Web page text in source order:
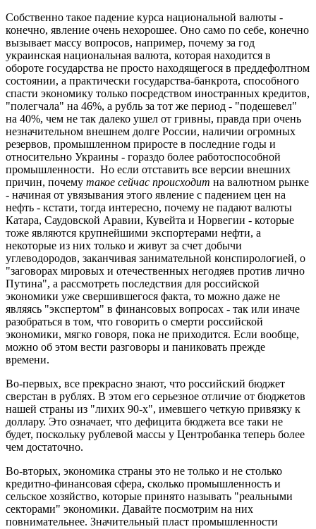
Собственно такое падение курса национальной валюты -
конечно, явление очень нехорошее. Оно само по себе, конечно
вызывает массу вопросов, например, почему за год
украинская национальная валюта, которая находится в
обороте государства не просто находящегося в преддефолтном
состоянии, а практически государства-банкрота, способного
спасти экономику только посредством иностранных кредитов,
"полегчала" на 46%, а рубль за тот же период - "подешевел"
на 40%, чем не так далеко ушел от гривны, правда при очень
незначительном внешнем долге России, наличии огромных
резервов, промышленном приросте в последние годы и
относительно Украины - гораздо более работоспособной
промышленности. Но если отставить все версии внешних
причин, почему такое сейчас происходит на валютном рынке
- начиная от увязывания этого явление с падением цен на
нефть - кстати, тогда интересно, почему не падают валюты
Катара, Саудовской Аравии, Кувейта и Норвегии - которые
тоже являются крупнейшими экспортерами нефти, а
некоторые из них только и живут за счет добычи
углеводородов, заканчивая занимательной конспирологией, о
"заговорах мировых и отечественных негодяев против лично
Путина", а рассмотреть последствия для российской
экономики уже свершившегося факта, то можно даже не
являясь "экспертом" в финансовых вопросах - так или иначе
разобраться в том, что говорить о смерти российской
экономики, мягко говоря, пока не приходится. Если вообще,
можно об этом вести разговоры и паниковать прежде
времени.
Во-первых, все прекрасно знают, что российский бюджет
сверстан в рублях. В этом его серьезное отличие от бюджетов
нашей страны из "лихих 90-х", имевшего четкую привязку к
доллару. Это означает, что дефицита бюджета все таки не
будет, поскольку рублевой массы у Центробанка теперь более
чем достаточно.
Во-вторых, экономика страны это не только и не столько
кредитно-финансовая сфера, сколько промышленность и
сельское хозяйство, которые принято называть "реальными
секторами" экономики. Давайте посмотрим на них
повнимательнее. Значительный пласт промышленности